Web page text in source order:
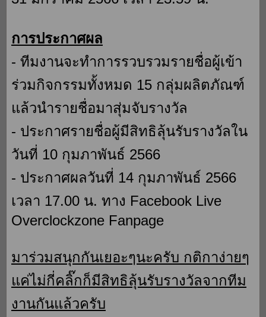
การประกาศผล
- ทีมงานจะทำการรวบรวมรายชื่อผู้เข้า
ร่วมกิจกรรมทั้งหมด 15 กลุ่มผลิตภัณฑ์
แล้วนำรายชื่อมาสุ่มจับรางวัล
- ประกาศรายชื่อผู้มีสิทธิลุ้นรับรางวัลใน
วันที่ 10 กุมภาพันธ์ 2566
- ประกาศผลวันที่ 14 กุมภาพันธ์ 2566
เวลา 17.00 น. ทาง Facebook Live
Overclockzone Fanpage
มาร่วมสนุกกันเยอะๆนะครับ กติกาง่ายๆ
แค่ไม่กี่คลิ๊กก็มีสิทธิลุ้นรับรางวัลจากทีม
งานกันแล้วครับ